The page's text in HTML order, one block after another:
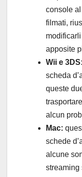
console
filmati,
apposite
Wii e 3DS
scheda
queste
alcun
Mac:
schede
alcune
streaming